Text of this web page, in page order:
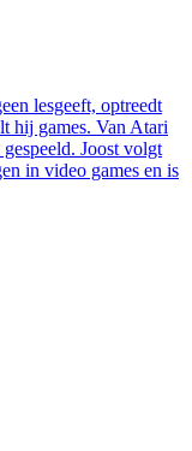
lesgeeft, optreedt
hij games. Van Atari
Joost volgt
in video games en is